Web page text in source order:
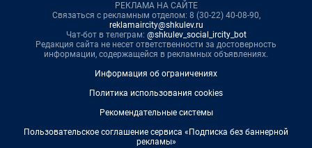
РЕКЛАМА НА САЙТЕ
Связаться с рекламным отделом: 8 (30-22) 40-08-90,
reklamaircity@shkulev.ru
Чат-бот в телеграм: @shkulev_social_ircity_bot
Редакция сайта не несет ответственности за достоверность
информации, содержащейся в рекламных объявлениях.
Информация об ограничениях
Политика использования cookies
Рекомендательные системы
Пользовательское соглашение сервиса «Подписка без баннерной
рекламы»